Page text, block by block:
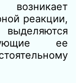
реакции,
ее